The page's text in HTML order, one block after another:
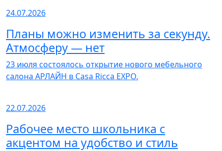
24.07.2026
Планы можно изменить за секунду.
Атмосферу — нет
23 июля состоялось открытие нового мебельного
салона АРЛАЙН в Casa Ricca EXPO.
22.07.2026
Рабочее место школьника с
акцентом на удобство и стиль